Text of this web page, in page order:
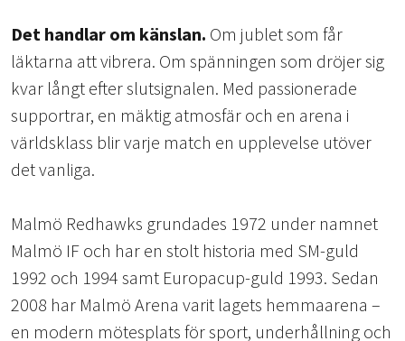
Det handlar om känslan. Om jublet som får
läktarna att vibrera. Om spänningen som dröjer sig
kvar långt efter slutsignalen. Med passionerade
supportrar, en mäktig atmosfär och en arena i
världsklass blir varje match en upplevelse utöver
det vanliga.
Malmö Redhawks grundades 1972 under namnet
Malmö IF och har en stolt historia med SM-guld
1992 och 1994 samt Europacup-guld 1993. Sedan
2008 har Malmö Arena varit lagets hemmaarena –
en modern mötesplats för sport, underhållning och